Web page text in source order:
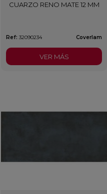
CUARZO RENO MATE 12 MM
Ref: 32090234 Coverlam
VER MÁS